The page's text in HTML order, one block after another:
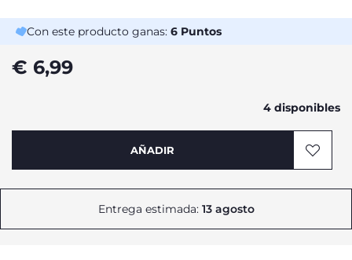
Con este producto ganas: 6 Puntos
€ 6,99
4 disponibles
AÑADIR
Entrega estimada: 13 agosto